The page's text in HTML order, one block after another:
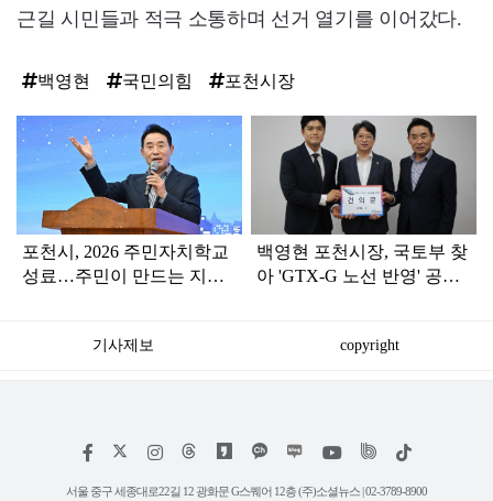
근길 시민들과 적극 소통하며 선거 열기를 이어갔다.
백영현 국민의힘 포천시장
탑
라
포천시, 2026 주민자치학교
성료…주민이 만드는 지역
백영현 포천시장, 국토부 찾
아 'GTX-G 노선 반영' 공식
기사제보 copyright
페
스
인
타
위
트
틱
서울 중구 세종대로22길 12 광화문 G스퀘어 12층 (주)소셜뉴스 | 02-3789-8900